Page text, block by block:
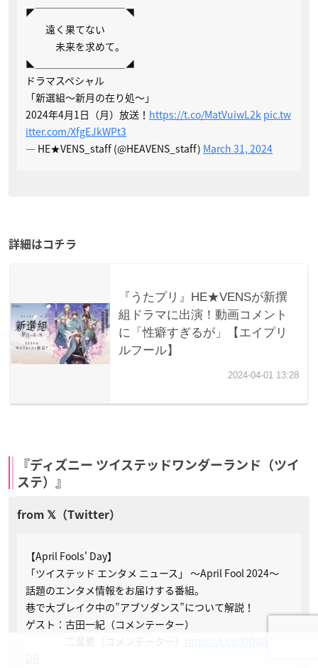
◤￣￣￣￣￣￣￣￣￣◥
遠く果てない
未来を求めて。
◣＿＿＿＿＿＿＿＿＿◢
ドラマスペシャル
「新選組～新月の在り処～」
2024年4月1日（月）放送！ https://t.co/MatVuiwL2k pic.tw
itter.com/XfgEJkWPt3
— HE★VENS_staff (@HEAVENS_staff) March 31, 2024
詳細はコチラ
『ディズニー ツイステッドワンダーランド（ツイ
ステ）』
【April Fools' Day】
「ツイステッド エンタメ ニュース」 ～April Fool 2024～
話題のエンタメ情報をお届けする番組。
巷で大ブレイク中の”アブソダンス”について解説！
ゲスト：古田一紀（コメンテーター）